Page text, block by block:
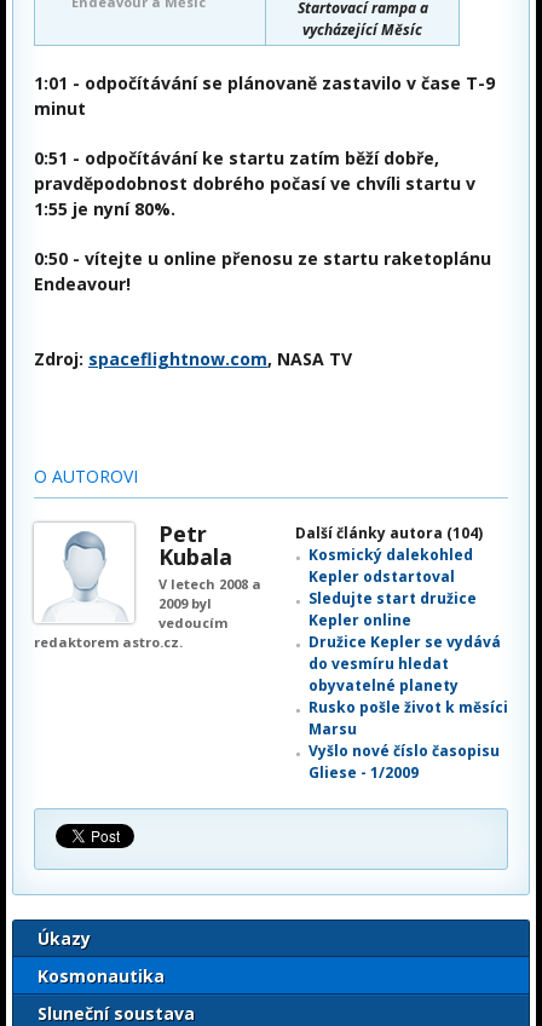
Startovací rampa a
vycházející Měsíc
1:01 - odpočítávání se plánovaně zastavilo v čase T-9
minut
0:51 - odpočítávání ke startu zatím běží dobře,
pravděpodobnost dobrého počasí ve chvíli startu v
1:55 je nyní 80%.
0:50 - vítejte u online přenosu ze startu raketoplánu
Endeavour!
Zdroj: spaceflightnow.com, NASA TV
O AUTOROVI
Petr
Kubala
V letech 2008 a
2009 byl
vedoucím
redaktorem astro.cz.
Další články autora (104)
Kosmický dalekohled
Kepler odstartoval
Sledujte start družice
Kepler online
Družice Kepler se vydává
do vesmíru hledat
obyvatelné planety
Rusko pošle život k měsíci
Marsu
Vyšlo nové číslo časopisu
Gliese - 1/2009
Úkazy
Kosmonautika
Sluneční soustava